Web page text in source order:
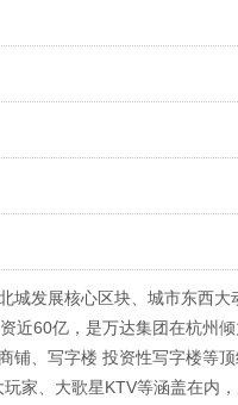
城发展核心区块、城市东西
近60亿，是万达集团在杭州
铺、写字楼 投资性写字楼等
家、大歌星KTV等涵盖在内